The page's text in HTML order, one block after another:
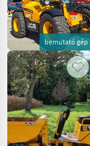
bemutató gép